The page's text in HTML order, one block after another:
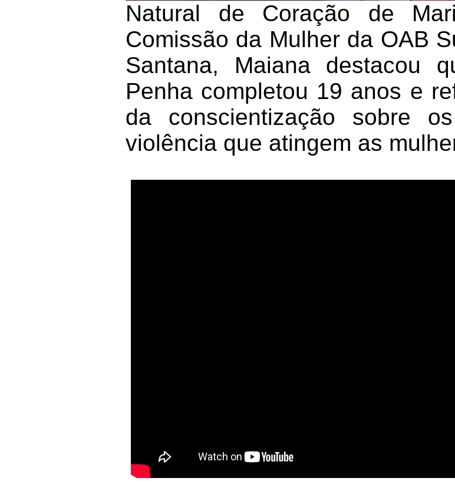
Natural de Coração de
Comissão da Mulher da OAB
Santana, Maiana destacou
Penha completou 19 anos e
da conscientização sobre
violência que atingem as